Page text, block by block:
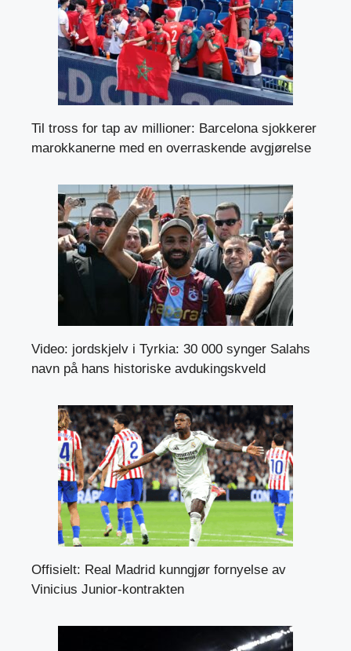
Til tross for tap av millioner: Barcelona sjokkerer
marokkanerne med en overraskende avgjørelse
Video: jordskjelv i Tyrkia: 30 000 synger Salahs
navn på hans historiske avdukingskveld
Offisielt: Real Madrid kunngjør fornyelse av
Vinicius Junior-kontrakten